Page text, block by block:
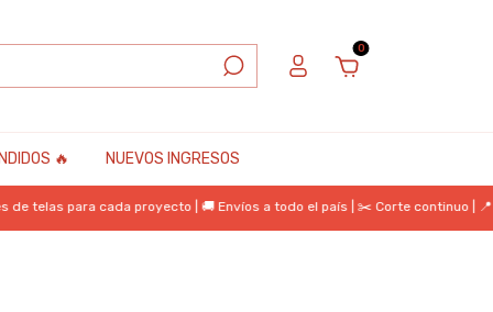
0
🔥 NUEVOS INGRESOS
para cada proyecto | 🚚 Envíos a todo el país | ✂️ Corte continuo | 📍